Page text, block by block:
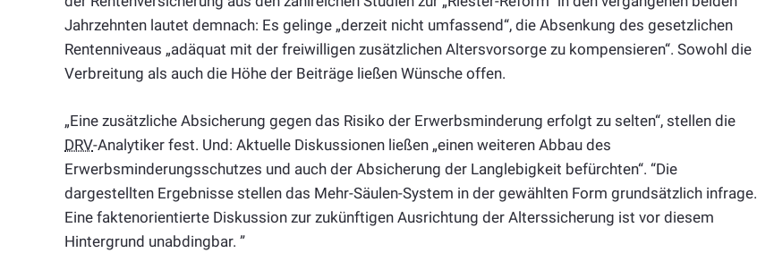
Jahrzehnten lautet demnach: Es gelinge „derzeit nicht umfassend“, die Absenkung des gesetzlichen
Rentenniveaus „adäquat mit der freiwilligen zusätzlichen Altersvorsorge zu kompensieren“. Sowohl die
Verbreitung als auch die Höhe der Beiträge ließen Wünsche offen.
„Eine zusätzliche Absicherung gegen das Risiko der Erwerbsminderung erfolgt zu selten“, stellen die
DRV-Analytiker fest. Und: Aktuelle Diskussionen ließen „einen weiteren Abbau des
Erwerbsminderungsschutzes und auch der Absicherung der Langlebigkeit befürchten“. “Die
dargestellten Ergebnisse stellen das Mehr-Säulen-System in der gewählten Form grundsätzlich infrage.
Eine faktenorientierte Diskussion zur zukünftigen Ausrichtung der Alterssicherung ist vor diesem
Hintergrund unabdingbar. ”